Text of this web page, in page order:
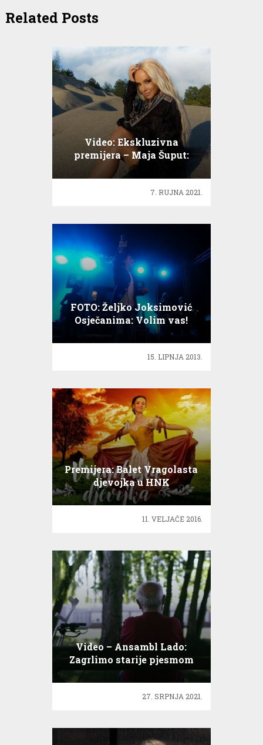
Related Posts
Video: Ekskluzivna
premijera – Maja Šuput:
Ženo draga
7. RUJNA 2021.
FOTO: Željko Joksimović
Osječanima: Volim vas!
15. LIPNJA 2013.
Premijera: Balet Vragolasta
djevojka u HNK
11. VELJAČE 2016.
Video – Ansambl Lado:
Zagrlimo starije pjesmom
27. SRPNJA 2021.